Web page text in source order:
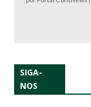
SIGA-
NOS